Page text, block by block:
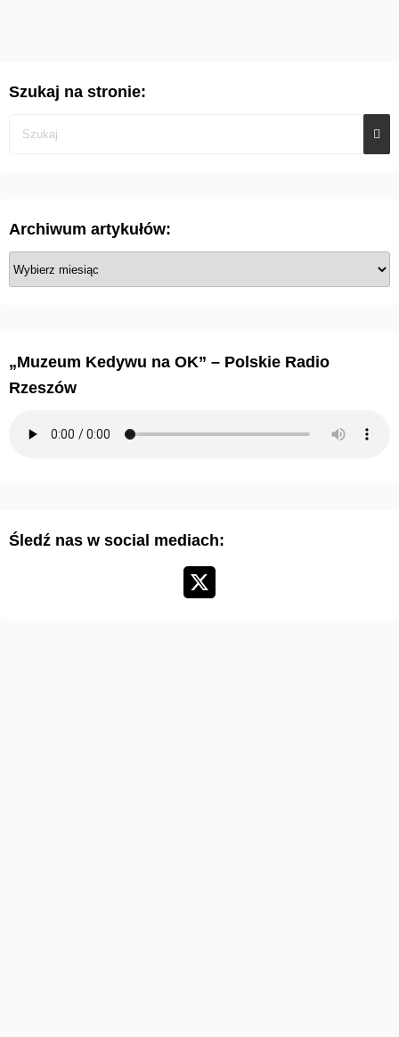
Szukaj na stronie:
Archiwum artykułów:
A
r
k
„Muzeum Kedywu na OK” – Polskie Radio
Rzeszów
Śledź nas w social mediach: